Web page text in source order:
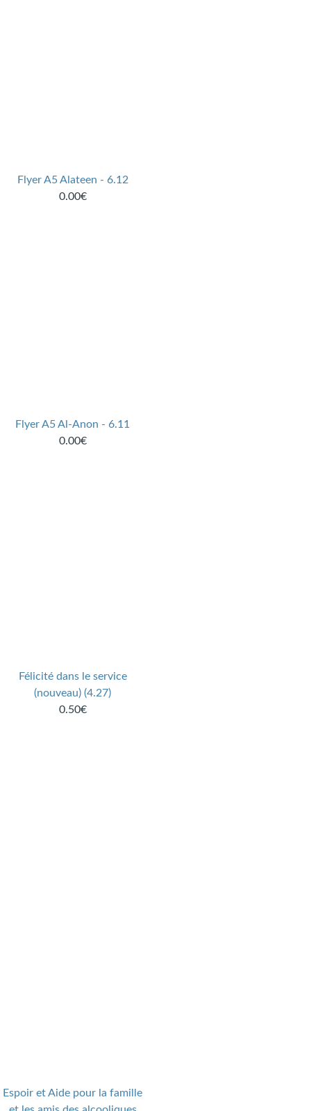
Flyer A5 Alateen - 6.12
0.00€
Flyer A5 Al-Anon - 6.11
0.00€
Félicité dans le service
(nouveau) (4.27)
0.50€
Espoir et Aide pour la famille